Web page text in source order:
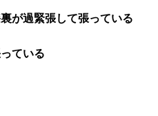
が過緊張して張っている
ている